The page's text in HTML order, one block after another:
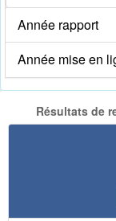
Année rapport
Année mise en
Résultats de